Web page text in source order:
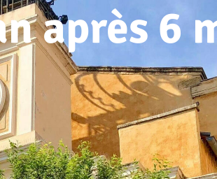
après 6